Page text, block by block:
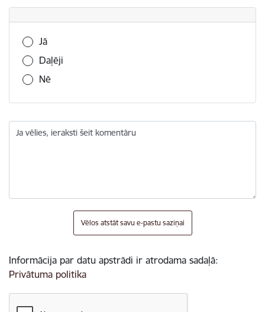
Vai šī informācija bija noderīga?
Jā
Daļēji
Nē
Ja vēlies, ieraksti šeit komentāru
Vēlos atstāt savu e-pastu saziņai
Informācija par datu apstrādi ir atrodama sadaļā:
Privātuma politika